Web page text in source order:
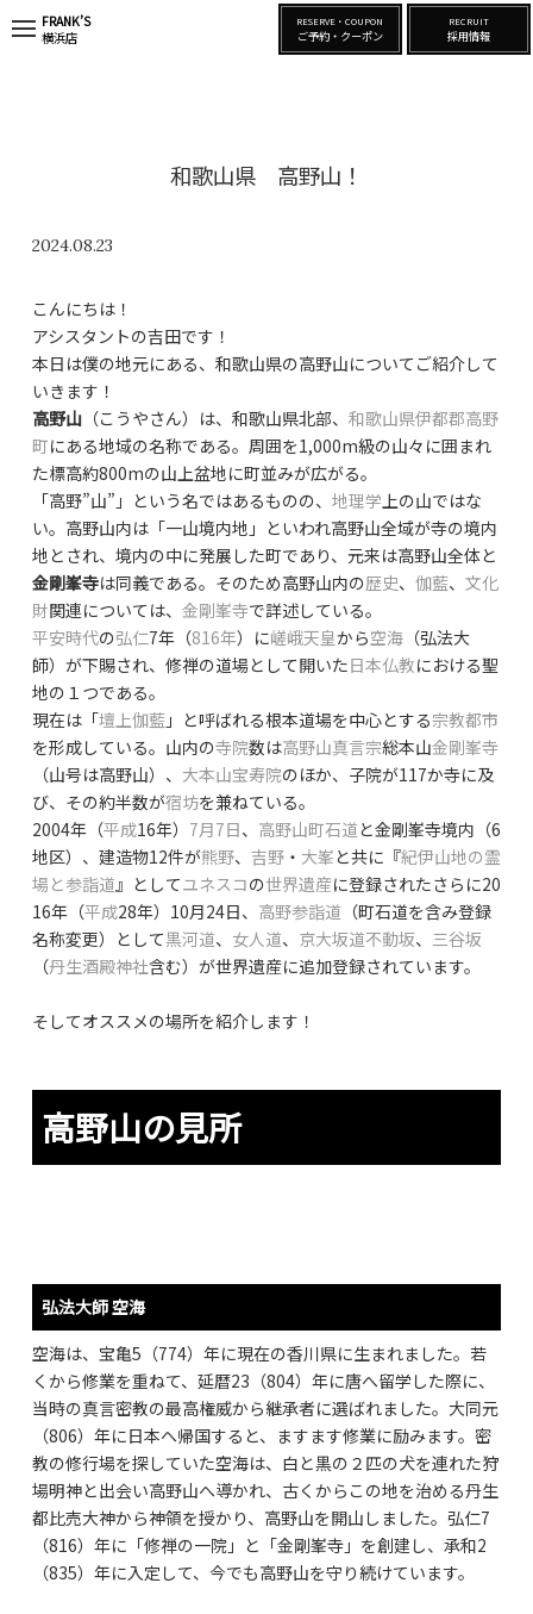
FRANK’S
横浜店
RESERVE・COUPON
ご予約・クーポン
RECRUIT
採用情報
和歌山県 高野山！
2024.08.23
こんにちは！
アシスタントの吉田です！
本日は僕の地元にある、和歌山県の高野山についてご紹介して
いきます！
高野山（こうやさん）は、和歌山県北部、 和歌山県伊都郡高野
町にある地域の名称である。周囲を1,000m級の山々に囲まれ
た標高約800mの山上盆地に町並みが広がる。
「高野”山”」という名ではあるものの、 地理学上の山ではな
い。高野山内は「一山境内地」といわれ高野山全域が寺の境内
地とされ、境内の中に発展した町であり、元来は高野山全体と
金剛峯寺は同義である。そのため高野山内の歴史、 伽藍、 文化
財関連については、 金剛峯寺で詳述している。
平安時代の弘仁7年（816年）に嵯峨天皇から空海（弘法大
師）が下賜され、修禅の道場として開いた日本仏教における聖
地の１つである。
現在は「壇上伽藍」と呼ばれる根本道場を中心とする宗教都市
を形成している。山内の寺院数は高野山真言宗総本山金剛峯寺
（山号は高野山）、 大本山宝寿院のほか、子院が117か寺に及
び、その約半数が宿坊を兼ねている。
2004年（平成16年） 7月7日、 高野山町石道と金剛峯寺境内（6
地区）、建造物12件が熊野、 吉野・ 大峯と共に『紀伊山地の霊
場と参詣道』としてユネスコの世界遺産に登録されたさらに20
16年（平成28年）10月24日、 高野参詣道 （町石道を含み登録
名称変更）として黒河道、 女人道、 京大坂道不動坂、 三谷坂
（丹生酒殿神社含む）が世界遺産に追加登録されています。
そしてオススメの場所を紹介します！
高野山の見所
弘法大師 空海
空海は、宝亀5（774）年に現在の香川県に生まれました。若
くから修業を重ねて、延暦23（804）年に唐へ留学した際に、
当時の真言密教の最高権威から継承者に選ばれました。大同元
（806）年に日本へ帰国すると、ますます修業に励みます。密
教の修行場を探していた空海は、白と黒の２匹の犬を連れた狩
場明神と出会い高野山へ導かれ、古くからこの地を治める丹生
都比売大神から神領を授かり、高野山を開山しました。弘仁7
（816）年に「修禅の一院」と「金剛峯寺」を創建し、承和2
（835）年に入定して、今でも高野山を守り続けています。
t